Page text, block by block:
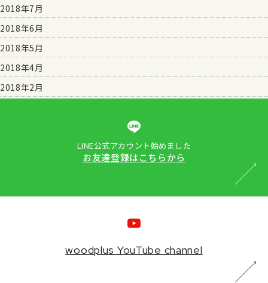
2018年7月
2018年6月
2018年5月
2018年4月
2018年2月
LINE公式アカウント始めました
お友達登録はこちらから
woodplus YouTube channel